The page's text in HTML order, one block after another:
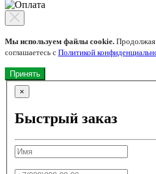
Мы используем файлы cookie. Продолжая
соглашаетесь с Политикой
Принять
×
Быстрый заказ